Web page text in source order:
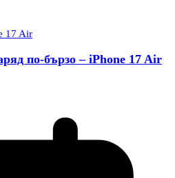
по-бързо – iPhone 17 Air